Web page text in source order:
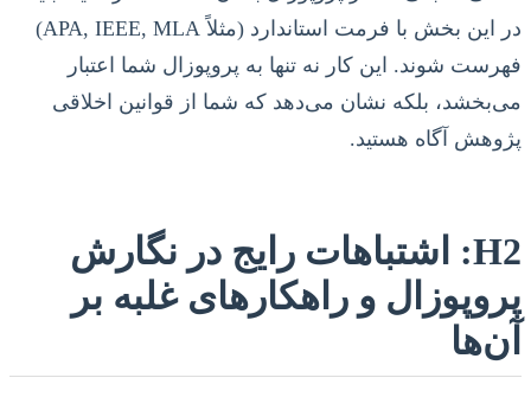
در این بخش با فرمت استاندارد (مثلاً APA, IEEE, MLA)
فهرست شوند. این کار نه تنها به پروپوزال شما اعتبار
می‌بخشد، بلکه نشان می‌دهد که شما از قوانین اخلاقی
پژوهش آگاه هستید.
H2: اشتباهات رایج در نگارش
پروپوزال و راهکارهای غلبه بر
آن‌ها